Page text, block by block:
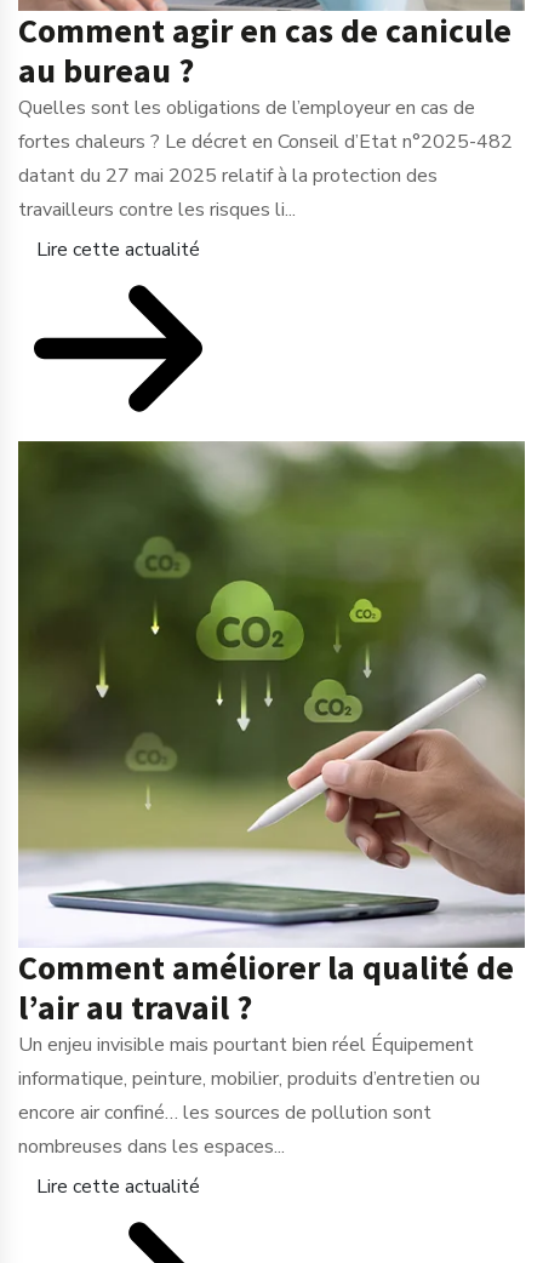
Comment agir en cas de canicule
au bureau ?
Quelles sont les obligations de l’employeur en cas de
fortes chaleurs ? Le décret en Conseil d’Etat n°2025-482
datant du 27 mai 2025 relatif à la protection des
travailleurs contre les risques li...
Lire cette actualité
Comment améliorer la qualité de
l’air au travail ?
Un enjeu invisible mais pourtant bien réel Équipement
informatique, peinture, mobilier, produits d’entretien ou
encore air confiné… les sources de pollution sont
nombreuses dans les espaces...
Lire cette actualité